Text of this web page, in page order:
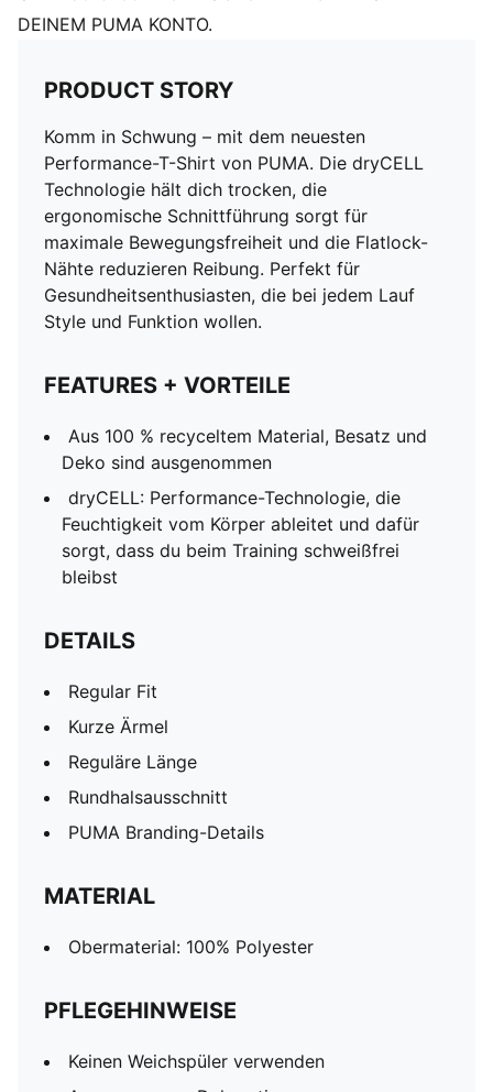
DEINEM PUMA KONTO.
PRODUCT STORY
Komm in Schwung – mit dem neuesten
Performance-T-Shirt von PUMA. Die dryCELL
Technologie hält dich trocken, die
ergonomische Schnittführung sorgt für
maximale Bewegungsfreiheit und die Flatlock-
Nähte reduzieren Reibung. Perfekt für
Gesundheitsenthusiasten, die bei jedem Lauf
Style und Funktion wollen.
FEATURES + VORTEILE
Aus 100 % recyceltem Material, Besatz und
Deko sind ausgenommen
dryCELL: Performance-Technologie, die
Feuchtigkeit vom Körper ableitet und dafür
sorgt, dass du beim Training schweißfrei
bleibst
DETAILS
Regular Fit
Kurze Ärmel
Reguläre Länge
Rundhalsausschnitt
PUMA Branding-Details
MATERIAL
Obermaterial: 100% Polyester
PFLEGEHINWEISE
Keinen Weichspüler verwenden